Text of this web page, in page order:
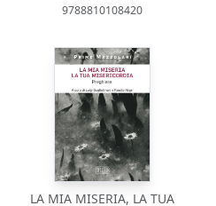
9788810108420
LA MIA MISERIA, LA TUA